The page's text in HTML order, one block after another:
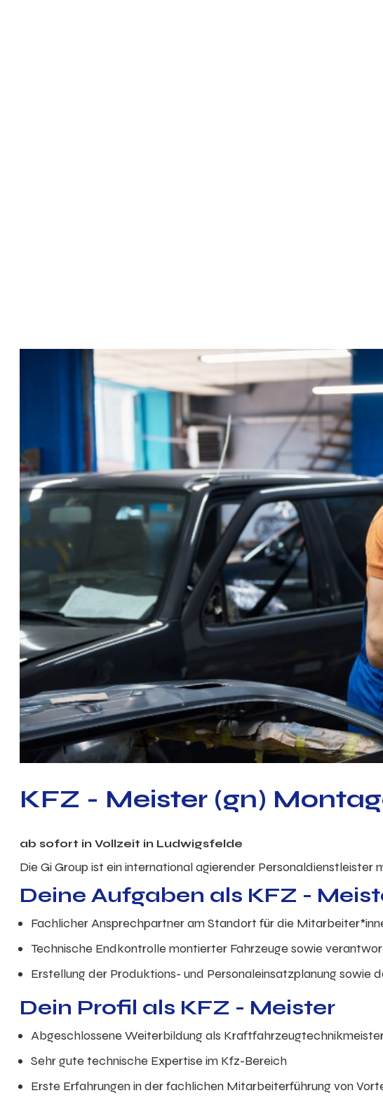
KFZ - Meister (gn)
ab sofort in Vollzeit in Ludwigsfelde
Die Gi Group ist ein international agierender Personaldienstleister
Deine Aufgaben als KFZ -
Fachlicher Ansprechpartner am Standort für die
Technische Endkontrolle montierter Fahrzeuge sowie
Erstellung der Produktions- und Personaleinsatzplanung
Dein Profil als KFZ - Meister
Abgeschlossene Weiterbildung als
Sehr gute technische Expertise im Kfz-Bereich
Erste Erfahrungen in der fachlichen Mitarbeiterführung von